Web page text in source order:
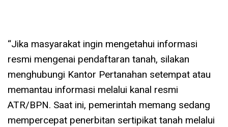
“Jika masyarakat ingin mengetahui informasi
resmi mengenai pendaftaran tanah, silakan
menghubungi Kantor Pertanahan setempat atau
memantau informasi melalui kanal resmi
ATR/BPN. Saat ini, pemerintah memang sedang
mempercepat penerbitan sertipikat tanah melalui